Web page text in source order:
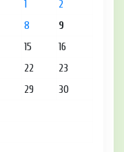
1
2
8
9
15
16
22
23
29
30